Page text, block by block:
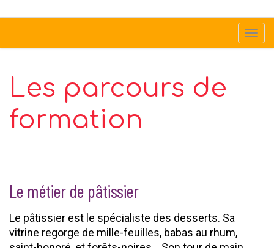
Les parcours de
formation
Le métier de pâtissier
Le pâtissier est le spécialiste des desserts. Sa
vitrine regorge de mille-feuilles, babas au rhum,